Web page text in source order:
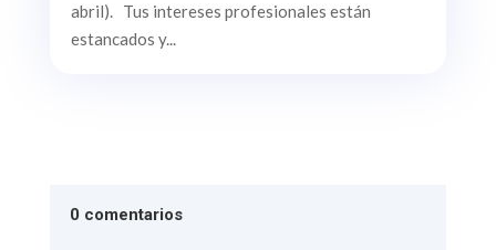
abril). Tus intereses profesionales están
estancados y...
0 comentarios